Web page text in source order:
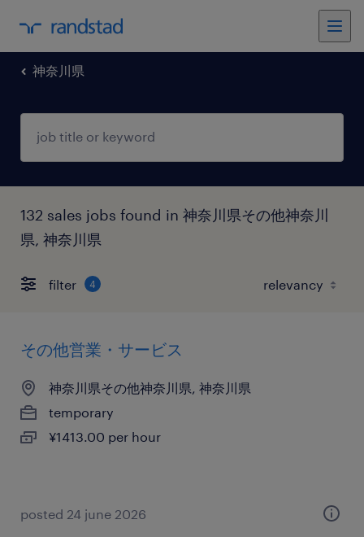
神奈川県
132 sales jobs found in 神奈川県その他神奈川
県, 神奈川県
filter 4
その他営業・サービス
神奈川県その他神奈川県, 神奈川県
temporary
¥1413.00 per hour
posted 24 june 2026